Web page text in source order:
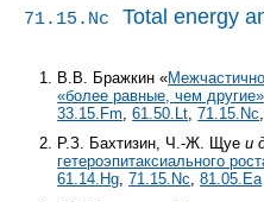
71.15.Nc Total energy
В.В. Бражкин «
«более равные, чем другие»
33.15.Fm,61.50.Lt,71.15.Nc
Р.З. Бахтизин, Ч.-Ж. Щуеи
гетероэпитаксиального
61.14.Hg,71.15.Nc,81.05.Ea